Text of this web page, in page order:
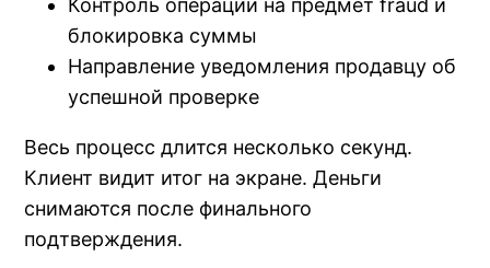
Контроль операции на предмет fraud и
блокировка суммы
Направление уведомления продавцу об
успешной проверке
Весь процесс длится несколько секунд.
Клиент видит итог на экране. Деньги
снимаются после финального
подтверждения.